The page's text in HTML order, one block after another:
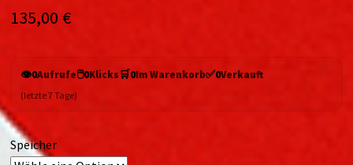
135,00 €
👁️0Aufrufe🖱️0Klicks🛒0Im Warenkorb✅0Verkauft
(letzte 7 Tage)
Speicher